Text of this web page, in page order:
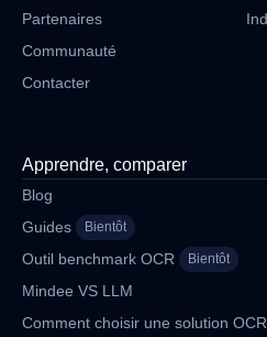
Partenaires
Communauté
Contacter
Apprendre, comparer
Blog
Guides
Bientôt
Outil benchmark OCR Bientôt
Mindee VS LLM
Comment choisir une solution